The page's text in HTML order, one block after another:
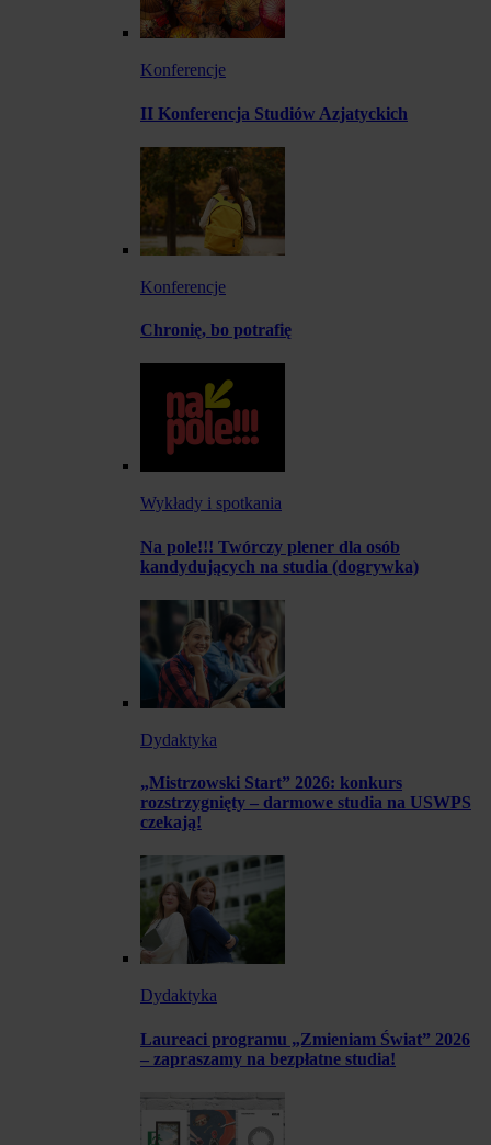
Konferencje
II Konferencja Studiów Azjatyckich
Konferencje
Chronię, bo potrafię
Wykłady i spotkania
Na pole!!! Twórczy plener dla osób
kandydujących na studia (dogrywka)
Dydaktyka
„Mistrzowski Start” 2026: konkurs
rozstrzygnięty – darmowe studia na USWPS
czekają!
Dydaktyka
Laureaci programu „Zmieniam Świat” 2026
– zapraszamy na bezpłatne studia!